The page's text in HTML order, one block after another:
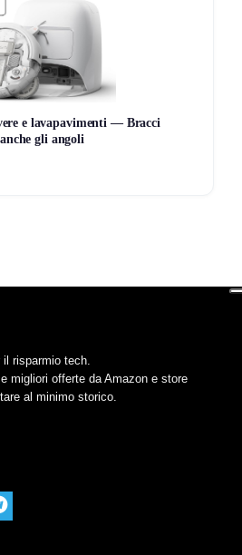
e lavapavimenti — Bracci
gli angoli
risparmio tech.
migliori offerte da Amazon e store
al minimo storico.